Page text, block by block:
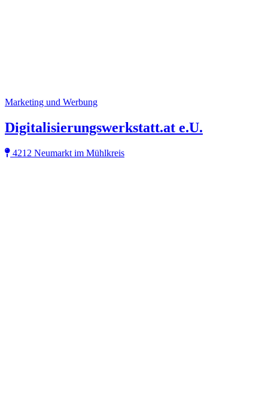
Marketing und Werbung
Digitalisierungswerkstatt.at e.U.
4212 Neumarkt im Mühlkreis